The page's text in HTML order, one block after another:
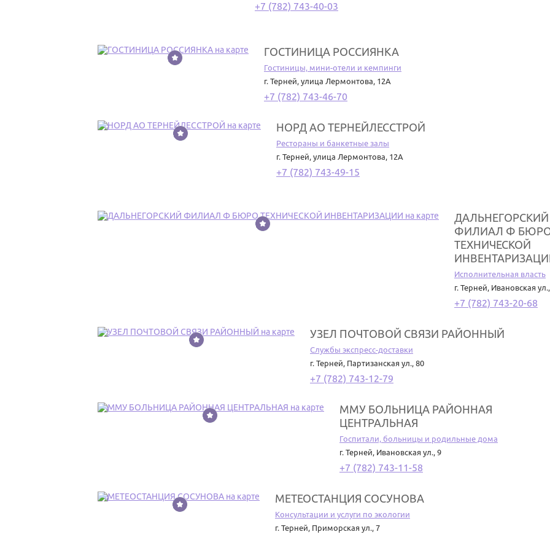
+7 (782) 743-40-03
9 ГОСТИНИЦА РОССИЯНКА
Гостиницы, мини-отели и кемпинги
г. Терней, улица Лермонтова, 12А
+7 (782) 743-46-70
10 НОРД АО ТЕРНЕЙЛЕССТРОЙ
Рестораны и банкетные залы
г. Терней, улица Лермонтова, 12А
+7 (782) 743-49-15
11
ДАЛЬНЕГОРСКИЙ
ФИЛИАЛ Ф
ТЕХНИЧЕСКОЙ
Исполнительная власть
г. Терней, Ивановская
+7 (782) 743-20-68
12 УЗЕЛ ПОЧТОВОЙ СВЯЗИ РАЙОННЫЙ
Службы экспресс-доставки
г. Терней, Партизанская ул., 80
+7 (782) 743-12-79
13
ММУ БОЛЬНИЦА РАЙОННАЯ
ЦЕНТРАЛЬНАЯ
Госпитали, больницы и родильные дома
г. Терней, Ивановская ул., 9
+7 (782) 743-11-58
14 МЕТЕОСТАНЦИЯ СОСУНОВА
Консультации и услуги по экологии
г. Терней, Приморская ул., 7